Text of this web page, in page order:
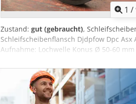
1 /
Zustand: gut (gebraucht),
Schleifscheibenflansch Djdpfow Dpc
Aufnahme: Lochwelle Konus Ø 50-60
Abmessung jew..: Ø 225 x 90 mm -